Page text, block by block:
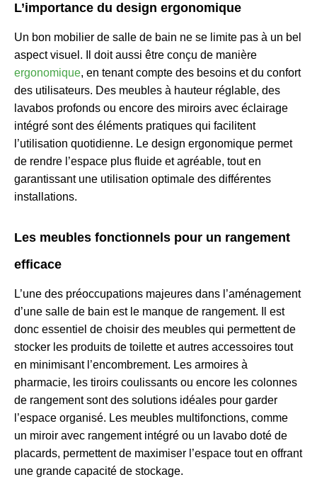
L’importance du design ergonomique
Un bon mobilier de salle de bain ne se limite pas à un bel
aspect visuel. Il doit aussi être conçu de manière
ergonomique, en tenant compte des besoins et du confort
des utilisateurs. Des meubles à hauteur réglable, des
lavabos profonds ou encore des miroirs avec éclairage
intégré sont des éléments pratiques qui facilitent
l’utilisation quotidienne. Le design ergonomique permet
de rendre l’espace plus fluide et agréable, tout en
garantissant une utilisation optimale des différentes
installations.
Les meubles fonctionnels pour un rangement
efficace
L’une des préoccupations majeures dans l’aménagement
d’une salle de bain est le manque de rangement. Il est
donc essentiel de choisir des meubles qui permettent de
stocker les produits de toilette et autres accessoires tout
en minimisant l’encombrement. Les armoires à
pharmacie, les tiroirs coulissants ou encore les colonnes
de rangement sont des solutions idéales pour garder
l’espace organisé. Les meubles multifonctions, comme
un miroir avec rangement intégré ou un lavabo doté de
placards, permettent de maximiser l’espace tout en offrant
une grande capacité de stockage.